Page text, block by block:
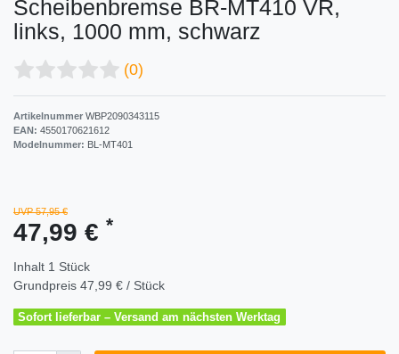
Scheibenbremse BR-MT410 VR,
links, 1000 mm, schwarz
(0)
Artikelnummer WBP2090343115
EAN: 4550170621612
Modelnummer: BL-MT401
UVP 57,95 €
47,99 € *
Inhalt 1 Stück
Grundpreis 47,99 € / Stück
Sofort lieferbar – Versand am nächsten Werktag